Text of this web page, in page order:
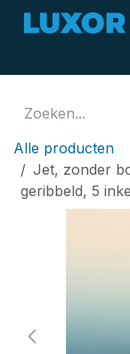
Overslaan naar
Alle producten
Jet, zonder
geribbeld, 5